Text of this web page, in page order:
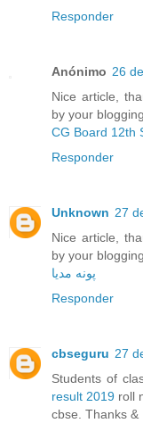
Responder
Anónimo 26
Nice article,
by your
CG Board 12th
Responder
Unknown 27
Nice article,
by your
پونه مدیا
Responder
cbseguru 27
Students of
result 2019 roll
cbse. Thanks &